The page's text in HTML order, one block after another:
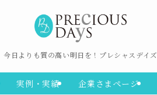
今日よりも質の高い明日を！プレシャスデイズ
実例・実績 企業さまページ